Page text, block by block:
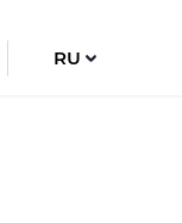
RU